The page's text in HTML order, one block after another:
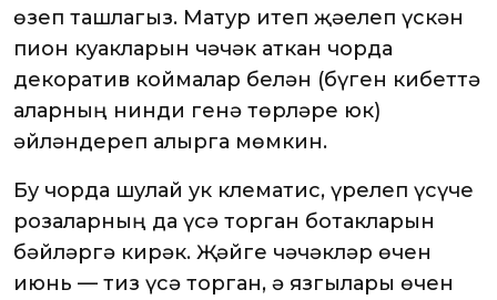
өзеп ташлагыз. Матур итеп җәелеп үскән
пион куакларын чәчәк аткан чорда
декоратив коймалар белән (бүген кибеттә
аларның нинди генә төрләре юк)
әйләндереп алырга мөмкин.
Бу чорда шулай ук клематис, үрелеп үсүче
розаларның да үсә торган ботакларын
бәйләргә кирәк. Җәйге чәчәкләр өчен
июнь — тиз үсә торган, ә язгылары өчен